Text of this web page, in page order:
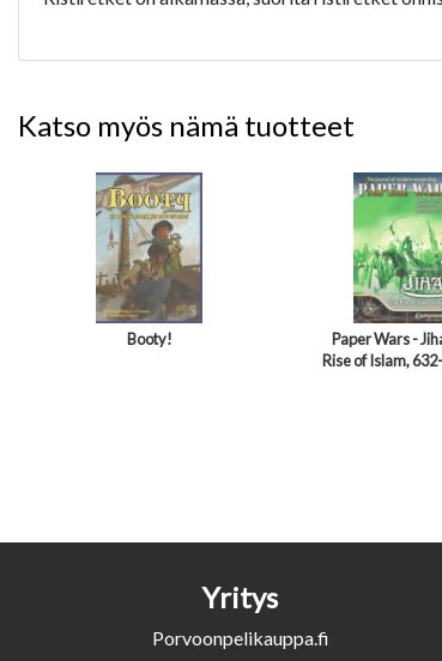
Katso myös nämä tuotteet
Booty!
Paper Wars -
Rise of Islam,
Yritys
Porvoonpelikauppa.fi